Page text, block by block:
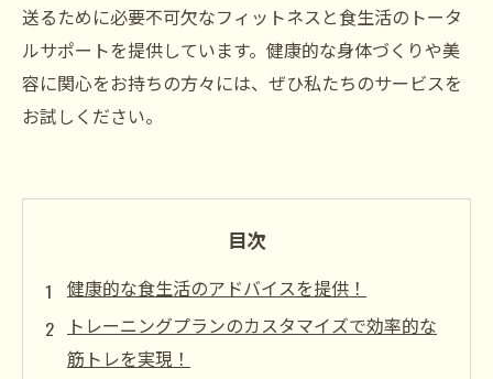
送るために必要不可欠なフィットネスと食生活のトータ
ルサポートを提供しています。健康的な身体づくりや美
容に関心をお持ちの方々には、ぜひ私たちのサービスを
お試しください。
目次
健康的な食生活のアドバイスを提供！
トレーニングプランのカスタマイズで効率的な
筋トレを実現！